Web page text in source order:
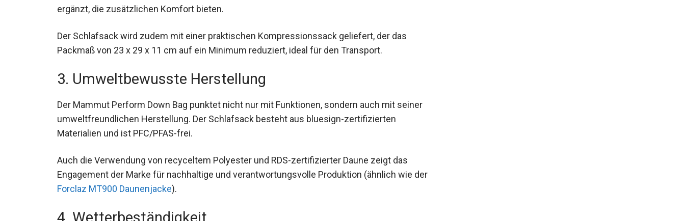
ergänzt, die zusätzlichen Komfort bieten.
Der Schlafsack wird zudem mit einer praktischen Kompressionssack geliefert, der das
Packmaß von 23 x 29 x 11 cm auf ein Minimum reduziert, ideal für den Transport.
3. Umweltbewusste Herstellung
Der Mammut Perform Down Bag punktet nicht nur mit Funktionen, sondern auch mit seiner
umweltfreundlichen Herstellung. Der Schlafsack besteht aus bluesign-zertifizierten
Materialien und ist PFC/PFAS-frei.
Auch die Verwendung von recyceltem Polyester und RDS-zertifizierter Daune zeigt das
Engagement der Marke für nachhaltige und verantwortungsvolle Produktion (ähnlich wie der
Forclaz MT900 Daunenjacke).
4. Wetterbeständigkeit